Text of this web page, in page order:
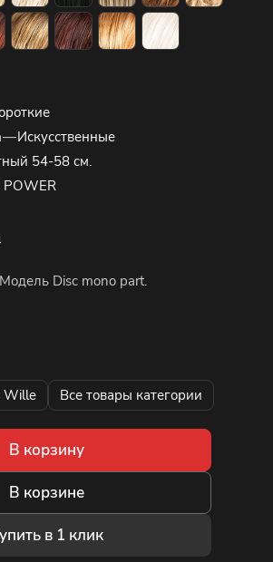
—Искусственные
54-58 см.
POWER
Disc mono part.
Wille Все товары категории
В корзину
В корзине
в 1 клик